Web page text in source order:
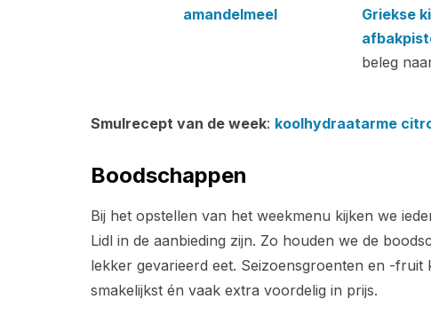
amandelmeel
Griekse
beleg
Smulrecept van de week: koolhydraatarme
Boodschappen
Bij het opstellen van het weekmenu kijken we
Lidl in de aanbieding zijn. Zo houden we de
lekker gevarieerd eet. Seizoensgroenten en -
smakelijkst én vaak extra voordelig in prijs.